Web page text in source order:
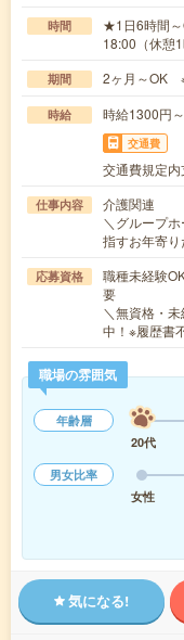
時間
★1日6時間～
18:00（休憩
期間 2ヶ月～OK
時給 時給1300円～
交通費
交通費規定内
仕事内容
介護関連
＼グループ
指すお年寄
応募資格
職種未経験
要
＼無資格・
中！※履歴書
職場の雰囲気
年齢層
20代
男女比率
女性
気になる!